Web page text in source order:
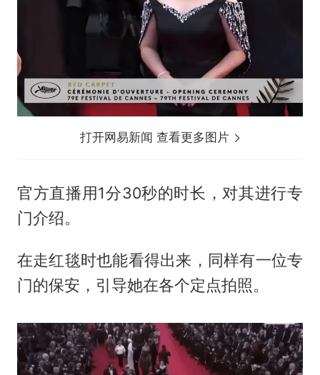
打开网易新闻 查看更多图片
官方直播用1分30秒的时长，对其进行专
门介绍。
在走红毯时也能看得出来，同样有一位专
门的保安，引导她在各个定点拍照。